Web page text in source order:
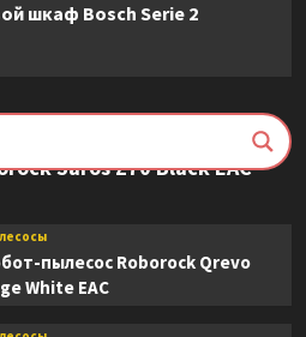
шкаф Bosch Serie 2
Saros Z70 Black EAC
пылесос Roborock Qrevo
White EAC